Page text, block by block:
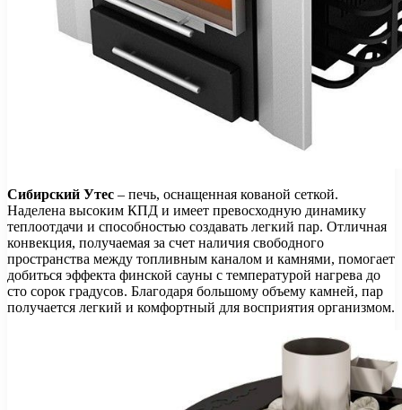
Сибирский Утес – печь, оснащенная кованой сеткой.
Наделена высоким КПД и имеет превосходную динамику
теплоотдачи и способностью создавать легкий пар. Отличная
конвекция, получаемая за счет наличия свободного
пространства между топливным каналом и камнями, помогает
добиться эффекта финской сауны с температурой нагрева до
сто сорок градусов. Благодаря большому объему камней, пар
получается легкий и комфортный для восприятия организмом.